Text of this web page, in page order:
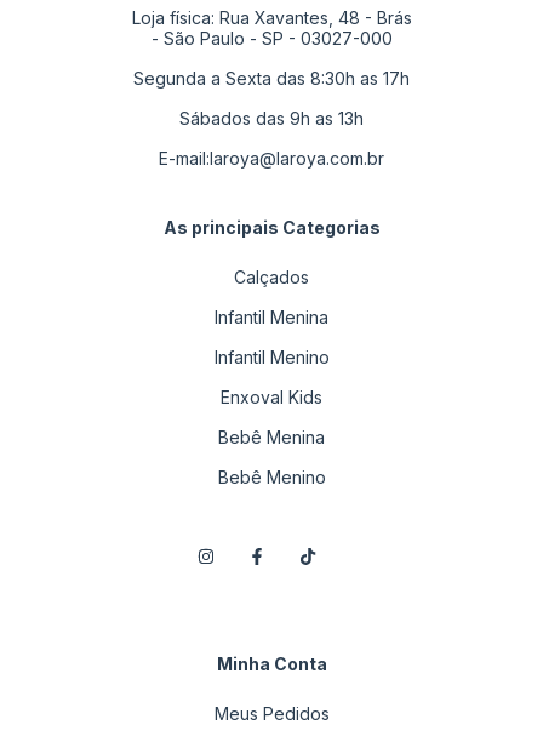
Loja física: Rua Xavantes, 48 - Brás
- São Paulo - SP - 03027-000
Segunda a Sexta das 8:30h as 17h
Sábados das 9h as 13h
E-mail:laroya@laroya.com.br
As principais Categorias
Calçados
Infantil Menina
Infantil Menino
Enxoval Kids
Bebê Menina
Bebê Menino
Minha Conta
Meus Pedidos